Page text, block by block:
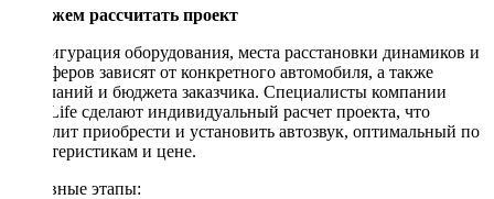
Поможем рассчитать проект
Конфигурация оборудования, места расстановки динамиков и
сабвуферов зависят от конкретного автомобиля, а также
пожеланий и бюджета заказчика. Специалисты компании
DriveLife сделают индивидуальный расчет проекта, что
позволит приобрести и установить автозвук, оптимальный по
характеристикам и цене.
Основные этапы: